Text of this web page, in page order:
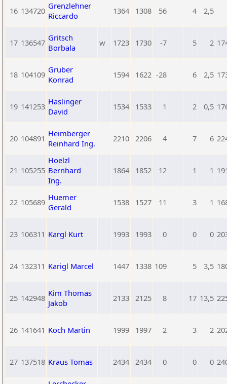
16 134720 Grenzlehner
Riccardo
1364 1308 56 4 2,5
17 136547 Gritsch
Borbala
w 1723 1730 -7 5 2
18 104109 Gruber
Konrad
1594 1622 -28 6 2,5
19 141253 Haslinger
David
1534 1533 1 2 0,5
20 104891 Heimberger
Reinhard Ing.
2210 2206 4 7 6
21 105255
Hoelzl
Bernhard
Ing.
1864 1852 12 1 1
22 105689 Huemer
Gerald
1538 1527 11 3 1
23 106311 Kargl Kurt 1993 1993 0 0 0
24 132311 Karigl Marcel 1447 1338 109 5 3,5
25 142948 Kim Thomas
Jakob
2133 2125 8 17 13,5
26 141641 Koch Martin 1999 1997 2 3 2
27 137518 Kraus Tomas 2434 2434 0 0 0